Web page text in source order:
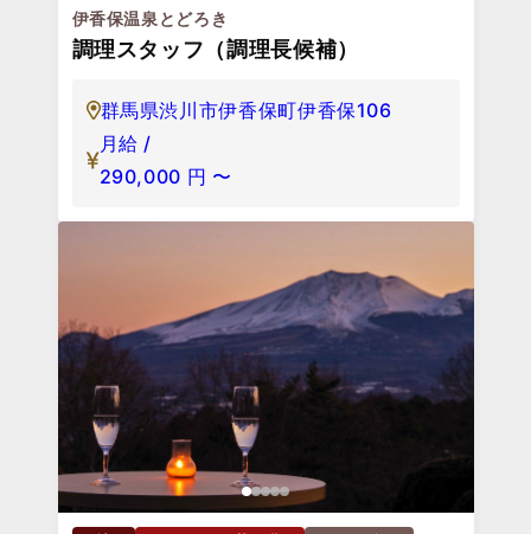
伊香保温泉とどろき
調理スタッフ（調理長候補）
群馬県渋川市伊香保町伊香保106
月給 /
290,000 円 〜